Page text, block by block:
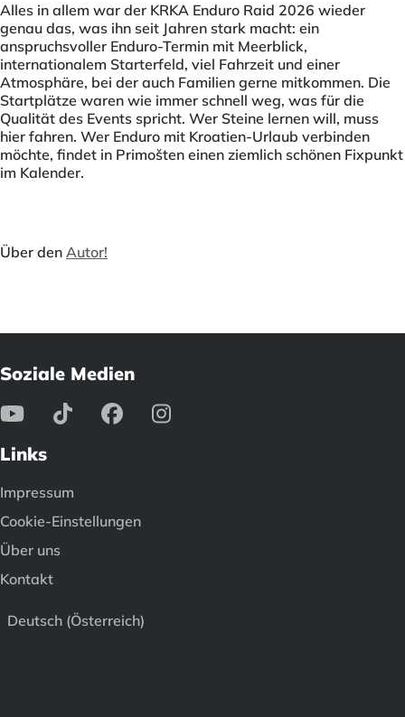
Alles in allem war der KRKA Enduro Raid 2026 wieder
genau das, was ihn seit Jahren stark macht: ein
anspruchsvoller Enduro-Termin mit Meerblick,
internationalem Starterfeld, viel Fahrzeit und einer
Atmosphäre, bei der auch Familien gerne mitkommen. Die
Startplätze waren wie immer schnell weg, was für die
Qualität des Events spricht. Wer Steine lernen will, muss
hier fahren. Wer Enduro mit Kroatien-Urlaub verbinden
möchte, findet in Primošten einen ziemlich schönen Fixpunkt
im Kalender.
Über den Autor!
Soziale Medien
Links
Impressum
Cookie-Einstellungen
Über uns
Kontakt
Deutsch (Österreich)